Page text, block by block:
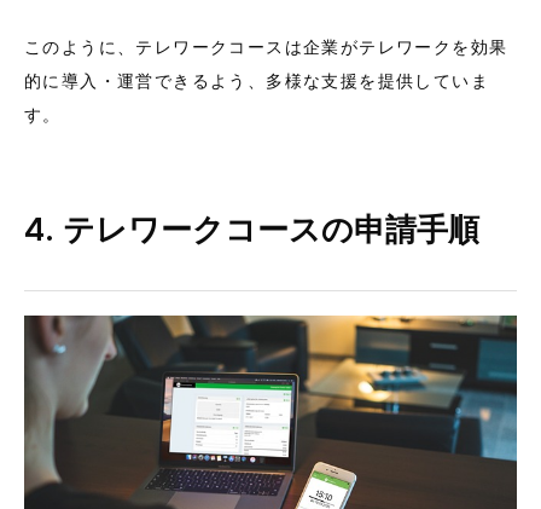
このように、テレワークコースは企業がテレワークを効果
的に導入・運営できるよう、多様な支援を提供していま
す。
4. テレワークコースの申請手順